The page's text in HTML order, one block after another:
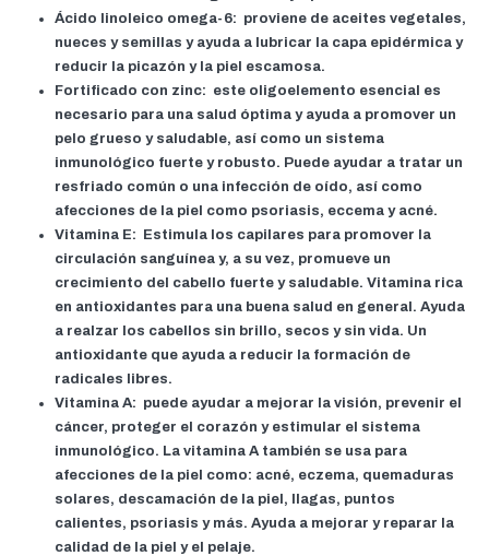
Ácido linoleico omega-6: proviene de aceites vegetales,
nueces y semillas y ayuda a lubricar la capa epidérmica y
reducir la picazón y la piel escamosa.
Fortificado con zinc: este oligoelemento esencial es
necesario para una salud óptima y ayuda a promover un
pelo grueso y saludable, así como un sistema
inmunológico fuerte y robusto. Puede ayudar a tratar un
resfriado común o una infección de oído, así como
afecciones de la piel como psoriasis, eccema y acné.
Vitamina E: Estimula los capilares para promover la
circulación sanguínea y, a su vez, promueve un
crecimiento del cabello fuerte y saludable. Vitamina rica
en antioxidantes para una buena salud en general. Ayuda
a realzar los cabellos sin brillo, secos y sin vida. Un
antioxidante que ayuda a reducir la formación de
radicales libres.
Vitamina A: puede ayudar a mejorar la visión, prevenir el
cáncer, proteger el corazón y estimular el sistema
inmunológico. La vitamina A también se usa para
afecciones de la piel como: acné, eczema, quemaduras
solares, descamación de la piel, llagas, puntos
calientes, psoriasis y más. Ayuda a mejorar y reparar la
calidad de la piel y el pelaje.